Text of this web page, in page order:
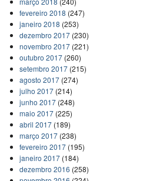
fevereiro 2018 (247)
janeiro 2018 (253)
dezembro 2017(230)
novembro 2017(221)
outubro 2017(260)
setembro 2017(215)
agosto 2017(274)
julho 2017(214)
junho 2017(248)
maio 2017(225)
abril 2017(189)
março 2017(238)
fevereiro 2017(195)
janeiro 2017(184)
dezembro 2016 (258)